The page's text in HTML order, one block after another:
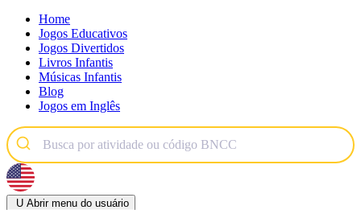
Home
Jogos Educativos
Jogos Divertidos
Livros Infantis
Músicas Infantis
Blog
Jogos em Inglês
U Abrir menu do usuário